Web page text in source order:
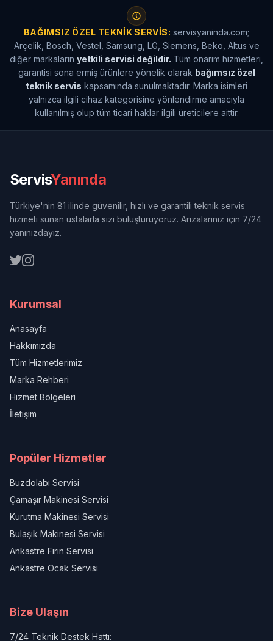
BAĞIMSIZ ÖZEL TEKNIK SERVIS: servisyaninda.com;
Arçelik, Bosch, Vestel, Samsung, LG, Siemens, Beko, Altus ve
diğer markaların yetkili servisi değildir. Tüm onarım hizmetleri,
garantisi sona ermiş ürünlere yönelik olarak bağımsız özel
teknik servis kapsamında sunulmaktadır. Marka isimleri
yalnızca ilgili cihaz kategorisine yönlendirme amacıyla
kullanılmış olup tüm ticari haklar ilgili üreticilere aittir.
ServisYanında
Türkiye'nin 81 ilinde güvenilir, hızlı ve garantili teknik servis
hizmeti sunan ustalarla sizi buluşturuyoruz. Arızalarınız için 7/24
yanınızdayız.
Kurumsal
Anasayfa
Hakkımızda
Tüm Hizmetlerimiz
Marka Rehberi
Hizmet Bölgeleri
İletişim
Popüler Hizmetler
Buzdolabı Servisi
Çamaşır Makinesi Servisi
Kurutma Makinesi Servisi
Bulaşık Makinesi Servisi
Ankastre Fırın Servisi
Ankastre Ocak Servisi
Bize Ulaşın
7/24 Teknik Destek Hattı: